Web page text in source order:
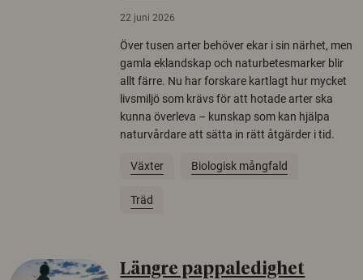
22 juni 2026
Över tusen arter behöver ekar i sin närhet, men
gamla eklandskap och naturbetesmarker blir
allt färre. Nu har forskare kartlagt hur mycket
livsmiljö som krävs för att hotade arter ska
kunna överleva – kunskap som kan hjälpa
naturvårdare att sätta in rätt åtgärder i tid.
Växter Biologisk mångfald
Träd
Längre pappaledighet